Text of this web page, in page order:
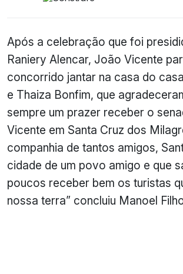
Após a celebração que foi
Raniery Alencar, João Vicente
concorrido jantar na casa do
e Thaiza Bonfim, que
sempre um prazer receber o
Vicente em Santa Cruz dos
companhia de tantos amigos,
cidade de um povo amigo e que
poucos receber bem os turistas
nossa terra” concluiu Manoel